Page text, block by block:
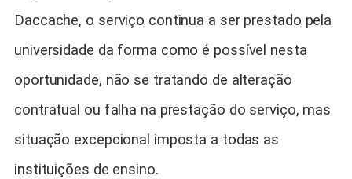
Daccache, o serviço continua a ser prestado pela
universidade da forma como é possível nesta
oportunidade, não se tratando de alteração
contratual ou falha na prestação do serviço, mas
situação excepcional imposta a todas as
instituições de ensino.